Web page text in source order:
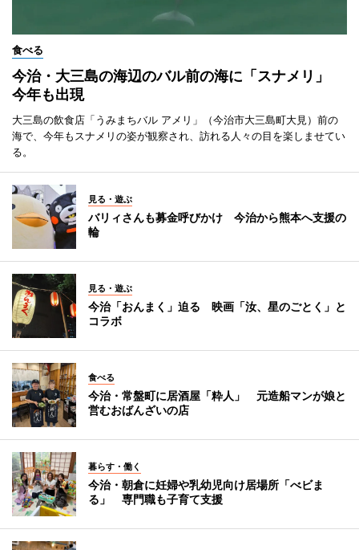
食べる
今治・大三島の海辺のバル前の海に「スナメリ」
今年も出現
大三島の飲食店「うみまちバル アメリ」（今治市大三島町大見）前の
海で、今年もスナメリの姿が観察され、訪れる人々の目を楽しませてい
る。
見る・遊ぶ
バリィさんも募金呼びかけ 今治から熊本へ支援の
輪
見る・遊ぶ
今治「おんまく」迫る 映画「汝、星のごとく」と
コラボ
食べる
今治・常盤町に居酒屋「粋人」 元造船マンが娘と
営むおばんざいの店
暮らす・働く
今治・朝倉に妊婦や乳幼児向け居場所「べビま
る」 専門職も子育て支援